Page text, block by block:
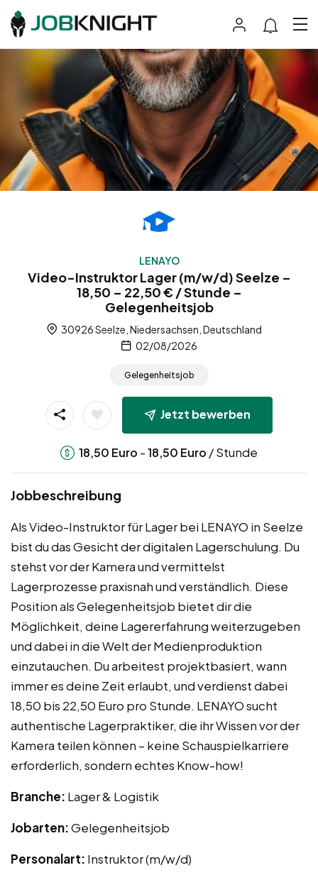
LENAYO
Video-Instruktor Lager (m/w/d) Seelze –
18,50 – 22,50 € / Stunde –
Gelegenheitsjob
30926 Seelze, Niedersachsen, Deutschland
02/08/2026
Gelegenheitsjob
Jetzt bewerben
18,50 Euro -18,50 Euro / Stunde
Jobbeschreibung
Als Video-Instruktor für Lager bei LENAYO in Seelze
bist du das Gesicht der digitalen Lagerschulung. Du
stehst vor der Kamera und vermittelst
Lagerprozesse praxisnah und verständlich. Diese
Position als Gelegenheitsjob bietet dir die
Möglichkeit, deine Lagererfahrung weiterzugeben
und dabei in die Welt der Medienproduktion
einzutauchen. Du arbeitest projektbasiert, wann
immer es deine Zeit erlaubt, und verdienst dabei
18,50 bis 22,50 Euro pro Stunde. LENAYO sucht
authentische Lagerpraktiker, die ihr Wissen vor der
Kamera teilen können – keine Schauspielkarriere
erforderlich, sondern echtes Know-how!
Branche: Lager & Logistik
Jobarten:Gelegenheitsjob
Personalart: Instruktor (m/w/d)